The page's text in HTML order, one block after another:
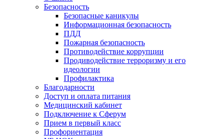
Безопасность
Безопасные каникулы
Информационная безопасность
ПДД
Пожарная безопасность
Противодействие коррупции
Продиводействие терроризму и его
идеологии
Профилактика
Благодарности
Доступ и оплата питания
Медицинский кабинет
Подключение к Сферум
Прием в первый класс
Профориентация